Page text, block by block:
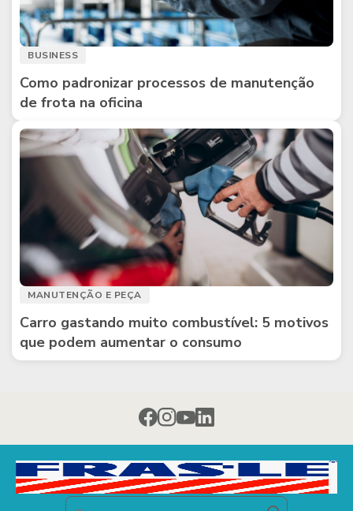
BUSINESS
Como padronizar processos de manutenção
de frota na oficina
MANUTENÇÃO E PEÇA
Carro gastando muito combustível: 5 motivos
que podem aumentar o consumo